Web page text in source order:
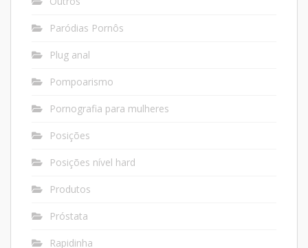
Paródias Pornôs
Plug anal
Pompoarismo
Pornografia para mulheres
Posições
Posições nível hard
Produtos
Próstata
Rapidinha